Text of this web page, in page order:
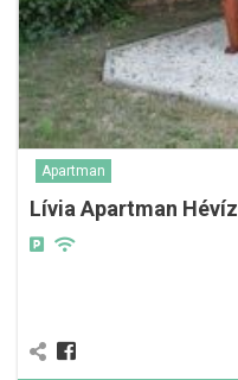
Apartman
Lívia Apartman Hévíz